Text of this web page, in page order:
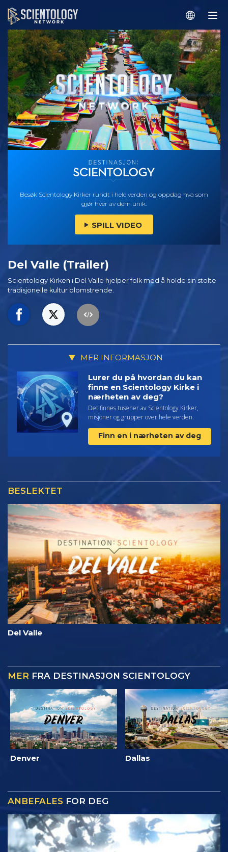
Besøk Scientology Kirker rundt i hele verden og oppdag hva som
gjør hver av dem unik.
SPILL VIDEO
Del Valle (Trailer)
Scientology Kirken i Del Valle hjelper folk med å holde sin stolte
tradisjonelle kultur blomstrende.
MER INFORMASJON
Lurer du på hvordan du kan
finne en Scientology Kirke i
nærheten av deg?
Det finnes tusener av Scientology Kirker,
misjoner og grupper over hele verden.
Finn en i nærheten av deg
BESLEKTET
Del Valle
MER FRA DESTINASJON SCIENTOLOGY
Denver Dallas
ANBEFALES FOR DEG